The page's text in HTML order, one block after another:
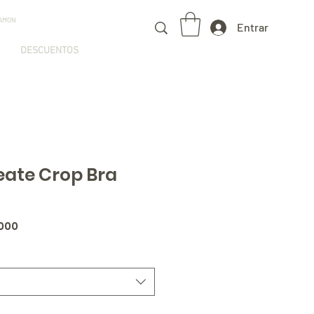
DESCUENTOS
Entrar
Crop Bra
Precio